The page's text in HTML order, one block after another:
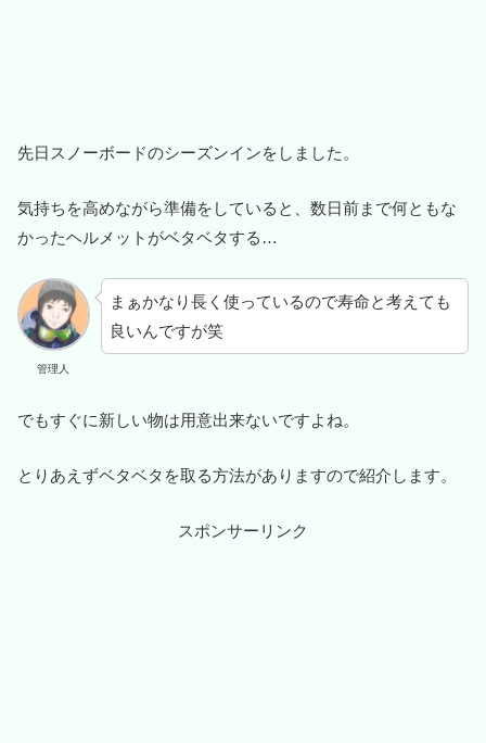
先日スノーボードのシーズンインをしました。
気持ちを高めながら準備をしていると、数日前まで何ともな
かったヘルメットがベタベタする…
管理人
まぁかなり長く使っているので寿命と考えても
良いんですが笑
でもすぐに新しい物は用意出来ないですよね。
とりあえずベタベタを取る方法がありますので紹介します。
スポンサーリンク